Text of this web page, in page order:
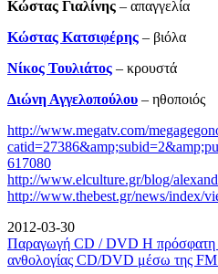
Κώστας Γιαλίνης ­– απαγγελία
Κώστας Κατσιφέρης – βιόλα
Νίκος Τουλιάτος – κρουστά
Διώνη Αγγελοπούλου – ηθοποιός
http://www.megatv.com/
617080
http://www.elculture.gr/blog/
http://www.thebest.gr/news/index/
2012-03-30
Παραγωγή CD / DVD Η πρόσφατη
ανθολογίας CD/DVD μέσω της